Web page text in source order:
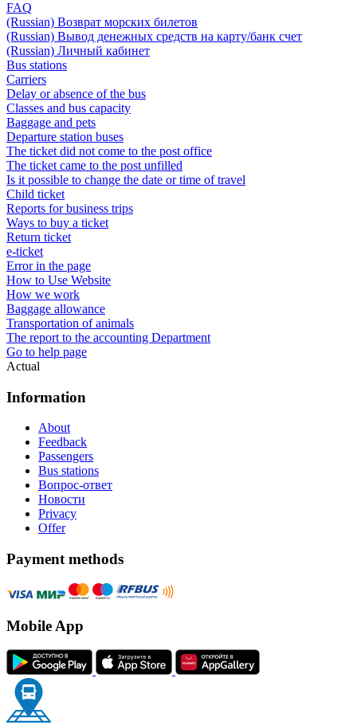
FAQ
(Russian) Возврат морских билетов
(Russian) Вывод денежных средств на карту/банк счет
(Russian) Личный кабинет
Bus stations
Carriers
Delay or absence of the bus
Classes and bus capacity
Baggage and pets
Departure station buses
The ticket did not come to the post office
The ticket came to the post unfilled
Is it possible to change the date or time of travel
Child ticket
Reports for business trips
Ways to buy a ticket
Return ticket
e-ticket
Error in the page
How to Use Website
How we work
Baggage allowance
Transportation of animals
The report to the accounting Department
Go to help page
Actual
Information
About
Feedback
Passengers
Bus stations
Вопрос-ответ
Новости
Privacy
Offer
Payment methods
Mobile App